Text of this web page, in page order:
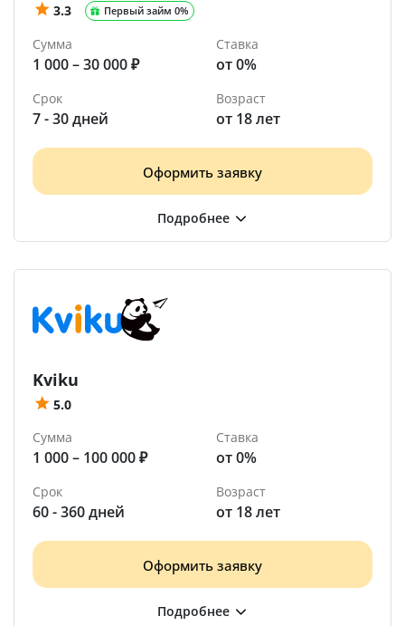
3.3 Первый займ 0%
Сумма
1 000 – 30 000 ₽
Ставка
от 0%
Срок
7 - 30 дней
Возраст
от 18 лет
Оформить заявку
Kviku
5.0
Сумма
1 000 – 100 000 ₽
Ставка
от 0%
Срок
60 - 360 дней
Возраст
от 18 лет
Оформить заявку